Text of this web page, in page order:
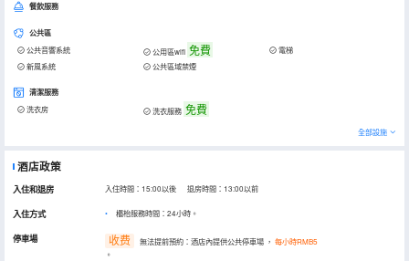
餐飲服務
公共區
公共音響系統 公用區wifi 免費
電梯
新風系統
公共區域禁煙
清潔服務
洗衣房 洗衣服務 免費
全部設施
酒店政策
入住和退房 入住時間：15:00以後 退房時間：13:00以前
入住方式 櫃枱服務時間：24小時。
停車場 收费 無法提前預約：酒店內提供公共停車場 ， 每小時RMB5
。